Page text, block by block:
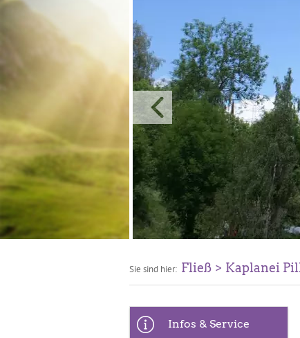
Sie sind hier: Fließ Kaplanei
Infos & Service